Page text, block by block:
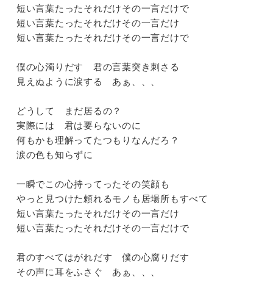
短い言葉たったそれだけその一言だけで
短い言葉たったそれだけその一言だけ
短い言葉たったそれだけその一言だけで
僕の心濁りだす 君の言葉突き刺さる
見えぬように涙する あぁ、、、
どうして まだ居るの？
実際には 君は要らないのに
何もかも理解ってたつもりなんだろ？
涙の色も知らずに
一瞬でこの心持ってったその笑顔も
やっと見つけた頼れるモノも居場所もすべて
短い言葉たったそれだけその一言だけ
短い言葉たったそれだけその一言だけで
君のすべてはがれだす 僕の心腐りだす
その声に耳をふさぐ あぁ、、、